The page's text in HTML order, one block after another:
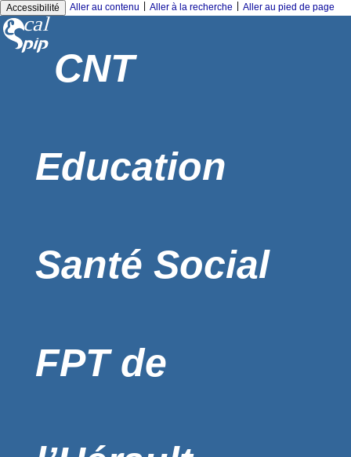
Accessibilité Aller au contenu Aller à la recherche Aller au pied de page
CNT
Education
Santé Social
FPT de